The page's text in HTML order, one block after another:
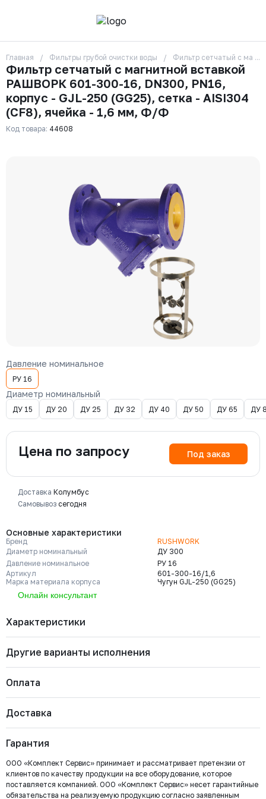
О компании
Контакты
Бренды
Отзывы
Сотрудники
Вакансии
Доставка
+7 (495) 215-24-81
Заказать звонок
zakaz325@ks-rus.com
Email для связи
Одинцово, Внуковская 9, пав. 31
Главная Фильтры грубой очистки воды Фильтр сетчатый с
Фильтр сетчатый с магнитной вставкой
РАШВОРК 601-300-16, DN300, PN16,
корпус - GJL-250 (GG25), сетка - AISI304
(CF8), ячейка - 1,6 мм, Ф/Ф
Код товара: 44608
Давление номинальное
РУ 16
Диаметр номинальный
ДУ 15 ДУ 20 ДУ 25 ДУ 32 ДУ 40 ДУ 50 ДУ 65 ДУ
Основные характеристики
Бренд
RUSHWORK
Диаметр номинальный
ДУ 300
Давление номинальное
РУ 16
Артикул
601-300-16/1,6
Марка материала корпуса
Чугун GJL-250 (GG25)
Онлайн консультант
Цена по запросу Под заказ
Доставка Колумбус
Самовывоз сегодня
Характеристики
Бренд
Диаметр номинальный
ДУ 300
Артикул
Тип присоединения
Тип арматуры
Диаметр ячейки сетки (мм)
1.6
Конструкция фильтра
Другие варианты исполнения
Давление номинальное
Цена с НДС
5 103 ₽
601-400-16/1,6
Давление номинальное
РУ 16
Диаметр номинальный
ДУ 400
Наличие
Нет
Оплата
Важно: Отгрузка товара производится после 100%
оплаты и зачисления средств на расчетный счет
ООО «Комплект Сервис».
Доставка
Гарантия
ООО «Комплект Сервис» принимает и рассматривает претензии от
клиентов по качеству продукции на все оборудование, которое
поставляется компанией. ООО «Комплект Сервис» несет гарантийные
обязательства на реализуемую продукцию согласно заявленным